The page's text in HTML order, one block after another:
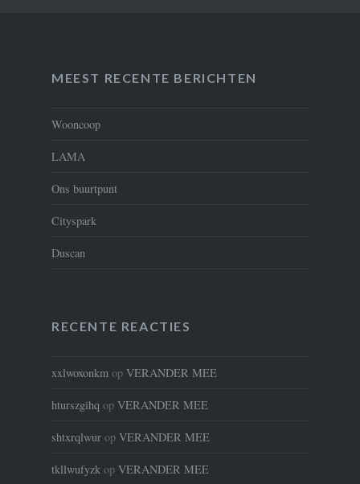
MEEST RECENTE BERICHTEN
Wooncoop
LAMA
Ons buurtpunt
Cityspark
Duscan
RECENTE REACTIES
xxlwoxonkmop VERANDER MEE
hturszgihq op VERANDER MEE
shtxrqlwurop VERANDER MEE
tkllwufyzkop VERANDER MEE